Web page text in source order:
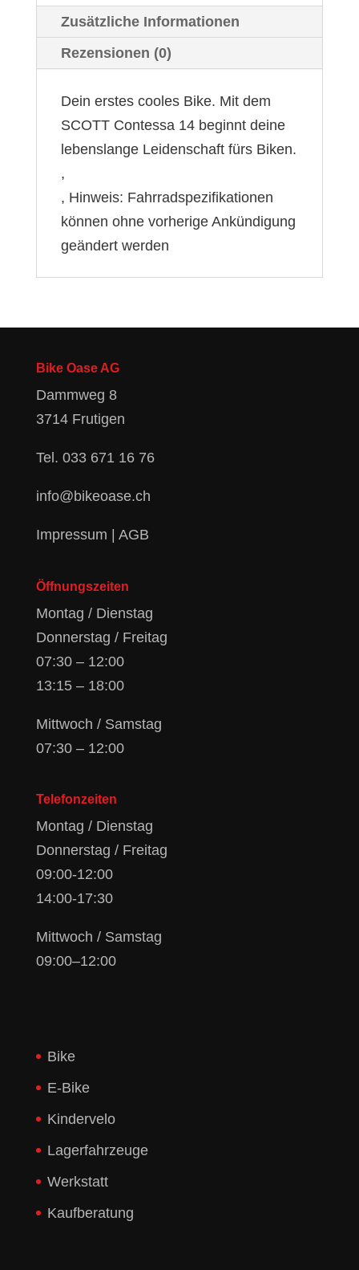
Zusätzliche Informationen
Rezensionen (0)
Dein erstes cooles Bike. Mit dem
SCOTT Contessa 14 beginnt deine
lebenslange Leidenschaft fürs Biken.
,
, Hinweis: Fahrradspezifikationen
können ohne vorherige Ankündigung
geändert werden
Bike Oase AG
Dammweg 8
3714 Frutigen
Tel. 033 671 16 76
info@bikeoase.ch
Impressum AGB
Öffnungszeiten
Montag / Dienstag
Donnerstag / Freitag
07:30 – 12:00
13:15 – 18:00
Mittwoch / Samstag
07:30 – 12:00
Telefonzeiten
Montag / Dienstag
Donnerstag / Freitag
09:00-12:00
14:00-17:30
Mittwoch / Samstag
09:00–12:00
Bike
E-Bike
Kindervelo
Lagerfahrzeuge
Werkstatt
Kaufberatung